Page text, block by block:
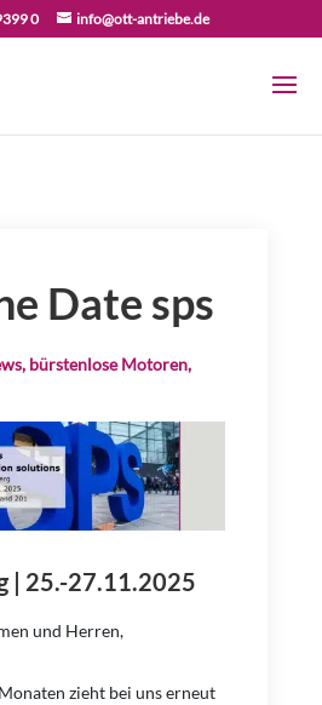
0 info@ott-antriebe.de
Date sps
, bürstenlose Motoren,
| 25.-27.11.2025
und Herren,
zieht bei uns erneut